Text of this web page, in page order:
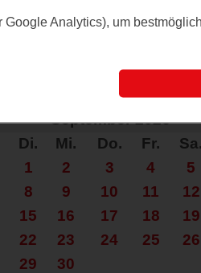
September 2026
Di. Mi. Do. Fr. Sa.
1
2 3 4 5
8 9 10 11 12
15 16 17 18 19
22 23 24 25 26
29 30
Analytics), um